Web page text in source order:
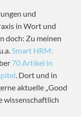
und
in Wort und
doch: Zu meinen
Smart HRM:
70 Artikel in
. Dort und in
aktuelle „Good
wissenschaftlich